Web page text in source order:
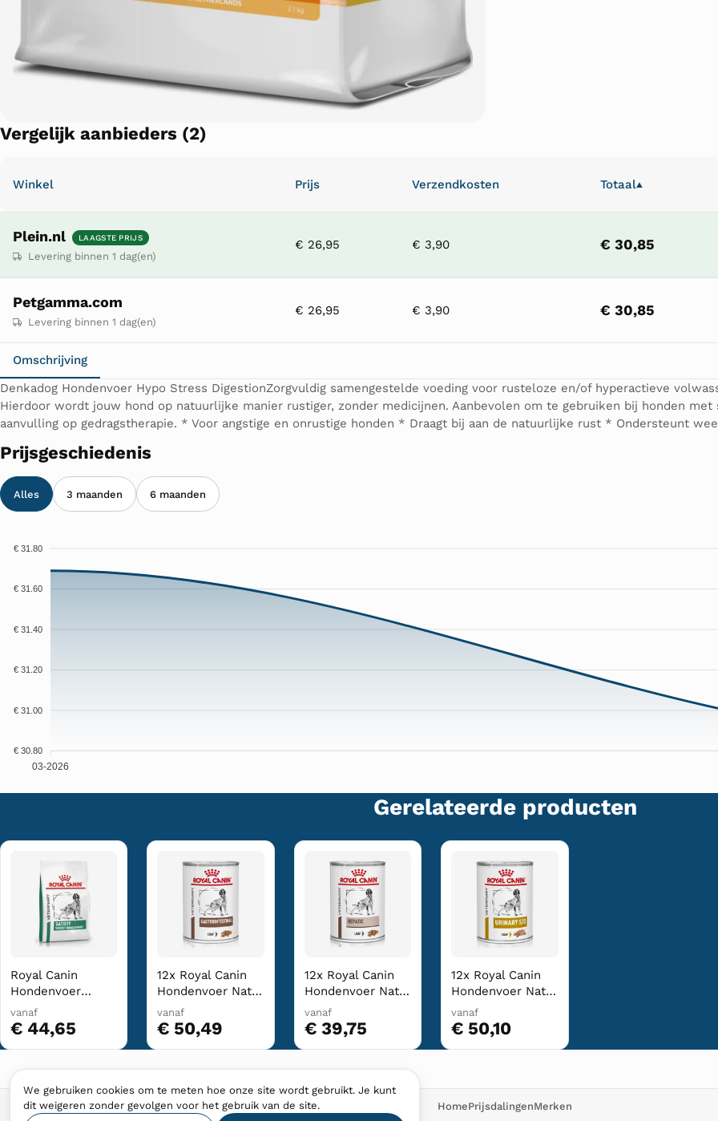
Vergelijk aanbieders (2)
Winkel Prijs Verzendkosten Totaal▲
Plein.nl LAAGSTE PRIJS
Levering binnen 1 dag(en)
€ 26,95 € 3,90 € 30,85
Petgamma.com
Levering binnen 1 dag(en)
€ 26,95 € 3,90 € 30,85
Omschrijving
Denkadog Hondenvoer Hypo Stress DigestionZorgvuldig samengestelde voeding voor rusteloze en/of hyperactieve
Hierdoor wordt jouw hond op natuurlijke manier rustiger, zonder medicijnen. Aanbevolen om te gebruiken bij honden
aanvulling op gedragstherapie. * Voor angstige en onrustige honden * Draagt bij aan de natuurlijke rust * Ondersteunt
Prijsgeschiedenis
Alles 3 maanden 6 maanden
€ 31.80
€ 31.60
€ 31.40
€ 31.20
€ 31.00
€ 30.80
03-2026
Gerelateerde producten
Royal Canin
Hondenvoer
Droog Satiety
Weight
Management 6 kg
vanaf
€ 44,65
12x Royal Canin
Hondenvoer Nat
Gastrointestinal
400 gr
vanaf
€ 50,49
12x Royal Canin
Hondenvoer Nat
Hepatic 420 gr
vanaf
€ 39,75
12x Royal Canin
Hondenvoer Nat
Urinary S/O 410 gr
vanaf
€ 50,10
HomePrijsdalingenMerken
We gebruiken cookies om te meten hoe onze site wordt gebruikt. Je kunt
dit weigeren zonder gevolgen voor het gebruik van de site.